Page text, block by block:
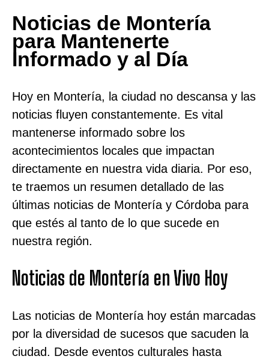
Noticias de Montería
para Mantenerte
Informado y al Día
Hoy en Montería, la ciudad no descansa y las
noticias fluyen constantemente. Es vital
mantenerse informado sobre los
acontecimientos locales que impactan
directamente en nuestra vida diaria. Por eso,
te traemos un resumen detallado de las
últimas noticias de Montería y Córdoba para
que estés al tanto de lo que sucede en
nuestra región.
Noticias de Montería en Vivo Hoy
Las noticias de Montería hoy están marcadas
por la diversidad de sucesos que sacuden la
ciudad. Desde eventos culturales hasta